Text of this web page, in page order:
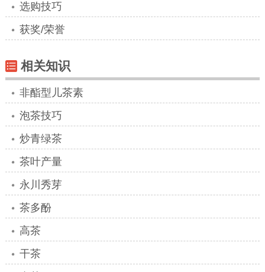
选购技巧
获奖/荣誉
相关知识
非酯型儿茶素
泡茶技巧
炒青绿茶
茶叶产量
永川秀芽
茶多酚
高茶
干茶